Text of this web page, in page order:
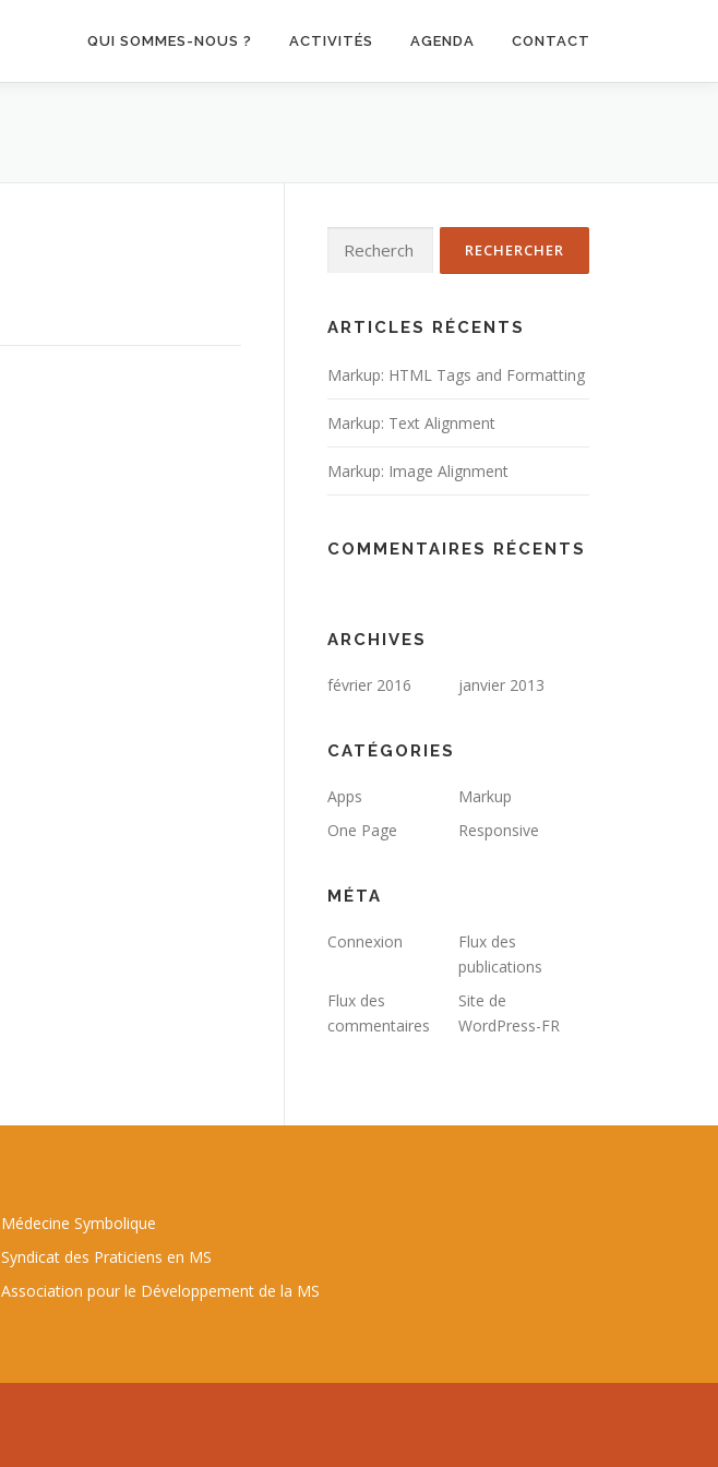
QUI SOMMES-NOUS ? ACTIVITÉS AGENDA CONTACT
ARTICLES RÉCENTS
Markup: HTML Tags and Formatting
Markup: Text Alignment
Markup: Image Alignment
COMMENTAIRES RÉCENTS
ARCHIVES
février 2016 janvier 2013
CATÉGORIES
Apps
Markup
One Page
Responsive
MÉTA
Connexion
Flux des
publications
Flux des
commentaires
Site de
WordPress-FR
Médecine Symbolique
Syndicat des Praticiens en MS
Association pour le Développement de la MS